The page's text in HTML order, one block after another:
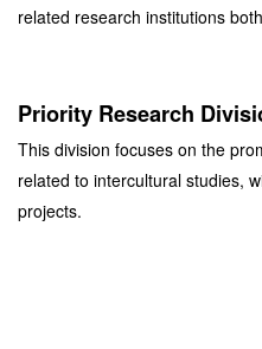
related research institutions
Priority Research
This division focuses on the
related to intercultural studies,
projects.